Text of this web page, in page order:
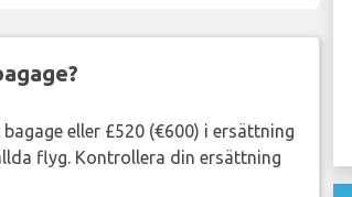
eller £520 (€600) i ersättning
flyg. Kontrollera din ersättning